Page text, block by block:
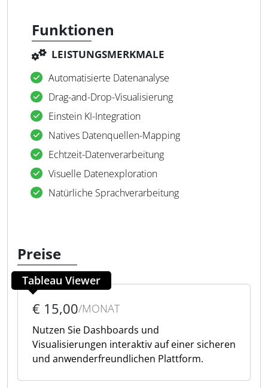
Funktionen
LEISTUNGSMERKMALE
Automatisierte Datenanalyse
Drag-and-Drop-Visualisierung
Einstein KI-Integration
Natives Datenquellen-Mapping
Echtzeit-Datenverarbeitung
Visuelle Datenexploration
Natürliche Sprachverarbeitung
Preise
Tableau Viewer
€ 15,00/MONAT
Nutzen Sie Dashboards und
Visualisierungen interaktiv auf einer sicheren
und anwenderfreundlichen Plattform.